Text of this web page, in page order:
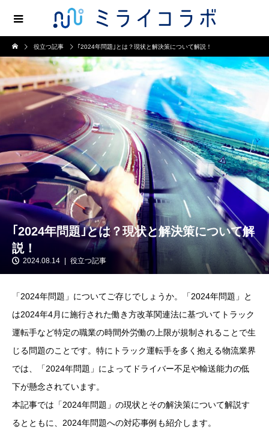
役立つ記事 ｢2024年問題｣とは？現状と解決策について解説！
｢2024年問題｣とは？現状と解決策について解
説！
2024.08.14 役立つ記事
「2024年問題」についてご存じでしょうか。「2024年問題」と
は2024年4月に施行された働き方改革関連法に基づいてトラック
運転手など特定の職業の時間外労働の上限が規制されることで生
じる問題のことです。特にトラック運転手を多く抱える物流業界
では、「2024年問題」によってドライバー不足や輸送能力の低
下が懸念されています。
本記事では「2024年問題」の現状とその解決策について解説す
るとともに、2024年問題への対応事例も紹介します。